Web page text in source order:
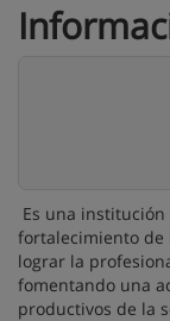
Es una
fortalecimiento de
lograr la
fomentando una
productivos de la